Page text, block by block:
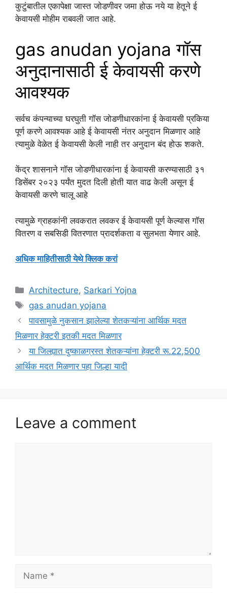
कुटुंबातील एकापेक्षा जास्त जोडणीवर जमा होऊ नये या हेतूने ई
केवायसी मोहीम राबवली जात आहे.
gas anudan yojana गॉस
अनुदानासाठी ई केवायसी करणे
आवश्यक
सर्वच कंपन्याच्या घरघुती गॉस जोडणीधारकांना ई केवायसी प्रकिया
पूर्ण करणे आवश्यक आहे ई केवायसी नंतर अनुदान मिळणार आहे
त्यामुळे वेळेत ई केवायसी केली नाही तर अनुदान बंद होऊ शकते.
केंद्र शासनाने गॉस जोडणीधारकांना ई केवायसी करण्यासाठी ३१
डिसेंबर २०२३ पर्यंत मुदत दिली होती यात वाढ केली असून ई
केवायसी करणे चालू आहे
त्यामुळे ग्राहकांनी लवकरात लवकर ई केवायसी पूर्ण केल्यास गॉस
वितरण व सबसिडी वितरणात प्रादर्शकता व सुलभता येणार आहे.
अधिक माहितीसाठी येथे क्लिक करां
Categories
Architecture, Sarkari Yojna
Tags
gas anudan yojana
पावसामुळे नुकसान झालेल्या शेतकऱ्यांना आर्थिक मदत
मिळणार हेक्टरी इतकी मदत मिळणार
या जिल्ह्यात दुष्काळग्रस्त शेतकऱ्यांना हेक्टरी रू.22,500
आर्थिक मदत मिळणार पहा जिल्हा यादी
Leave a comment
Name